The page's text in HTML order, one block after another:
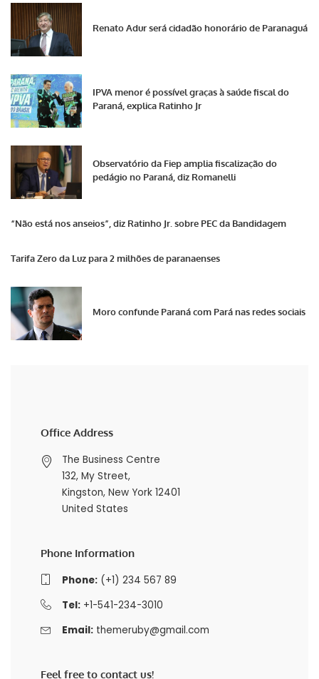
Renato Adur será cidadão honorário de Paranaguá
IPVA menor é possível graças à saúde fiscal do
Paraná, explica Ratinho Jr
Observatório da Fiep amplia fiscalização do
pedágio no Paraná, diz Romanelli
“Não está nos anseios”, diz Ratinho Jr. sobre PEC da Bandidagem
Tarifa Zero da Luz para 2 milhões de paranaenses
Moro confunde Paraná com Pará nas redes sociais
Office Address
The Business Centre
132, My Street,
Kingston, New York 12401
United States
Phone Information
Phone:(+1) 234 567 89
Tel:+1-541-234-3010
Email: themeruby@gmail.com
Feel free to contact us!